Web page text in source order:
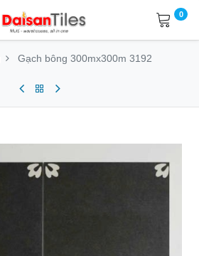
0
Gạch bông 300mx300m 3192